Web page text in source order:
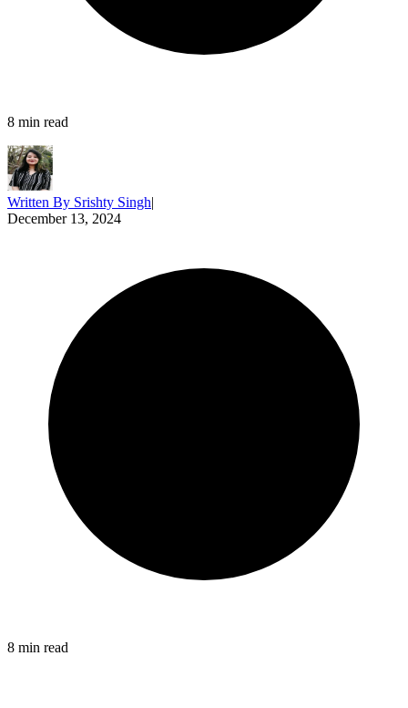
8 min read
Written By Srishty Singh|
December 13, 2024
8 min read